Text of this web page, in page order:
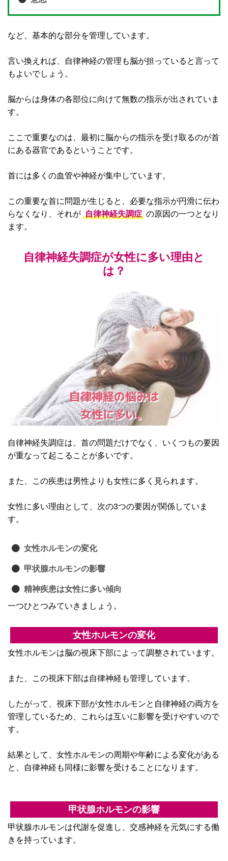
など、基本的な部分を管理しています。
言い換えれば、自律神経の管理も脳が担っていると言って
もよいでしょう。
脳からは身体の各部位に向けて無数の指示が出されていま
す。
ここで重要なのは、最初に脳からの指示を受け取るのが首
にある器官であるということです。
首には多くの血管や神経が集中しています。
この重要な首に問題が生じると、必要な指示が円滑に伝わ
らなくなり、それが 自律神経失調症 の原因の一つとなり
ます。
自律神経失調症が女性に多い理由と
は？
自律神経の悩みは
女性に多い。
自律神経失調症は、首の問題だけでなく、いくつもの要因
が重なって起こることが多いです。
また、この疾患は男性よりも女性に多く見られます。
女性に多い理由として、次の3つの要因が関係していま
す。
女性ホルモンの変化
甲状腺ホルモンの影響
精神疾患は女性に多い傾向
一つひとつみていきましょう。
女性ホルモンの変化
女性ホルモンは脳の視床下部によって調整されています。
また、この視床下部は自律神経も管理しています。
したがって、視床下部が女性ホルモンと自律神経の両方を
管理しているため、これらは互いに影響を受けやすいので
す。
結果として、女性ホルモンの周期や年齢による変化がある
と、自律神経も同様に影響を受けることになります。
甲状腺ホルモンの影響
甲状腺ホルモンは代謝を促進し、交感神経を元気にする働
きを持っています。